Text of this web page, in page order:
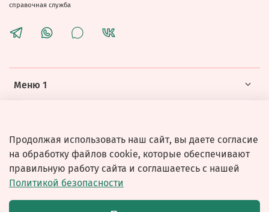
Меню 1
справочная служба
© 2026 Любое использование контента без письменного
Продолжая использовать наш сайт, вы даете согласие
на обработку файлов cookie, которые обеспечивают
правильную работу сайта и соглашаетесь с нашей
Политикой безопасности